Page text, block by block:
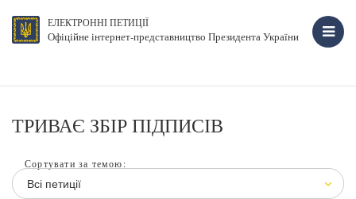
ЕЛЕКТРОННІ ПЕТИЦІЇ
Офіційне інтернет-представництво Президента України
ТРИВАЄ ЗБІР ПІДПИСІВ
Сортувати за темою:
Всі петиції